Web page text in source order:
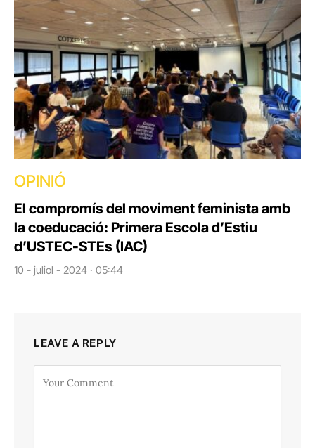
OPINIÓ
El compromís del moviment feminista amb
la coeducació: Primera Escola d’Estiu
d’USTEC-STEs (IAC)
10 - juliol - 2024 · 05:44
LEAVE A REPLY